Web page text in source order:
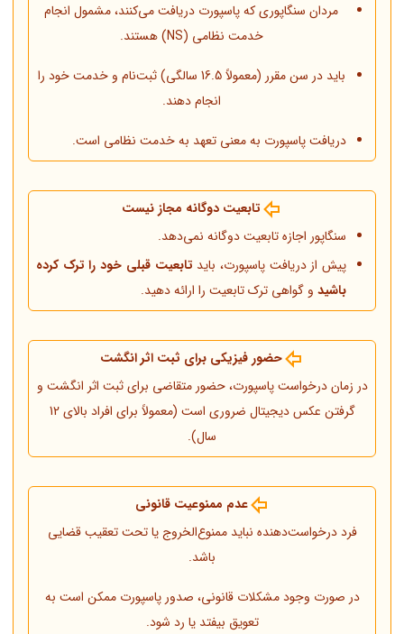
مردان سنگاپوری که پاسپورت دریافت می‌کنند، مشمول انجام
خدمت نظامی (NS) هستند.
باید در سن مقرر (معمولاً 16.5 سالگی) ثبت‌نام و خدمت خود را
انجام دهند.
دریافت پاسپورت به معنی تعهد به خدمت نظامی است.
تابعیت دوگانه مجاز نیست
سنگاپور اجازه تابعیت دوگانه نمی‌دهد.
پیش از دریافت پاسپورت، باید تابعیت قبلی خود را ترک کرده
باشید و گواهی ترک تابعیت را ارائه دهید.
حضور فیزیکی برای ثبت اثر انگشت
در زمان درخواست پاسپورت، حضور متقاضی برای ثبت اثر انگشت و
گرفتن عکس دیجیتال ضروری است (معمولاً برای افراد بالای 12
سال).
عدم ممنوعیت قانونی
فرد درخواست‌دهنده نباید ممنوع‌الخروج یا تحت تعقیب قضایی
باشد.
در صورت وجود مشکلات قانونی، صدور پاسپورت ممکن است به
تعویق بیفتد یا رد شود.